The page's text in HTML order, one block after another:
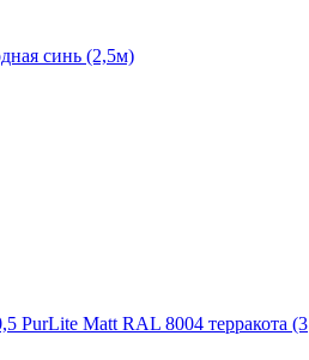
синь (2,5м)
PurLite Matt RAL 8004 терракота (3